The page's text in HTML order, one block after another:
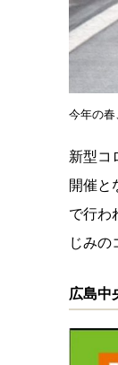
今年の
新型コ
開催と
で行わ
じみの
広島中